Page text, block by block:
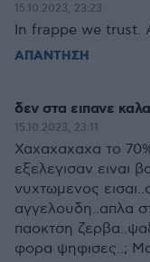
15.10.2023, 23:23
In frappe we trust.
ΑΠΑΝΤΗΣΗ
δεν στα ειπανε
15.10.2023, 23:11
Χαχαχαχαχα το
εξελεγισαν ειναι
νυχτωμενος
αγγελουδη..απλα
παοκτση
φορα ψηφισες..;